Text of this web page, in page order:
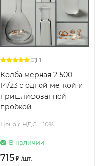
1
Колба мерная 2-500-
14/23 с одной меткой и
пришлифованной
пробкой
Цена с НДС: 10%
В наличии
715 ₽ /шт.